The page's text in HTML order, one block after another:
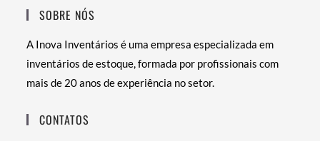
SOBRE NÓS
A Inova Inventários é uma empresa especializada em
inventários de estoque, formada por profissionais com
mais de 20 anos de experiência no setor.
CONTATOS